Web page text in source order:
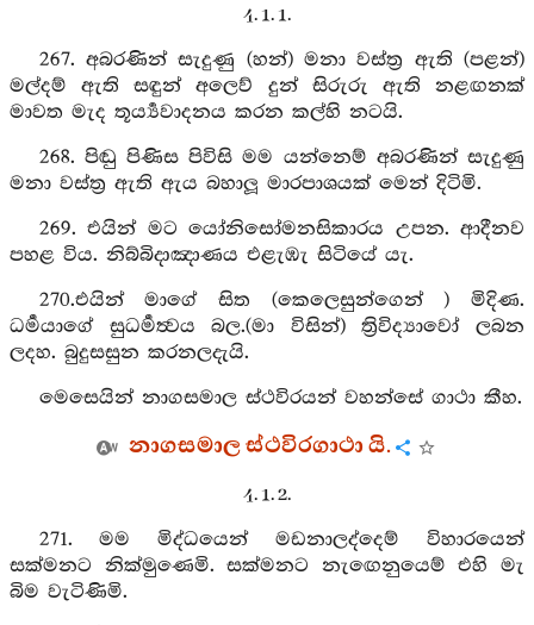
4. 1. 1.
267. අබරණින් සැදුණු (හන්) මනා වස්ත්‍ර ඇති (පළන්)
මල්දම් ඇති සඳුන් අලෙව් දුන් සිරුරු ඇති නළඟනක්
මාවත මැද තූර්‍ය්‍යවාදනය කරන කල්හි නටයි.
268. පිඬු පිණිස පිවිසි මම යන්නෙම් අබරණින් සැදුණු
මනා වස්ත්‍ර ඇති ඇය බහාලූ මාරපාශයක් මෙන් දිටිමි.
269. එයින් මට යෝනිසෝමනසිකාරය උපන. ආදීනව
පහළ විය. නිබ්බිදාඤාණය එළැඹැ සිටියේ යැ.
270.එයින් මාගේ සිත (කෙලෙසුන්ගෙන් ) මිදිණ.
ධර්‍මයාගේ සුධර්‍මත්‍වය බල.(මා විසින්) ත්‍රිවිද්‍යාවෝ ලබන
ලදහ. බුදුසසුන කරනලදැයි.
මෙසෙයින් නාගසමාල ස්ථවිරයන් වහන්සේ ගාථා කීහ.
නාගසමාල ස්ථවිරගාථා යි.
4. 1. 2.
271. මම මිද්ධයෙන් මඩනාලද්දෙම් විහාරයෙන්
සක්මනට නික්මුණෙමි. සක්මනට නැඟෙනුයෙම් එහි මැ
බිම වැටිණිමි.